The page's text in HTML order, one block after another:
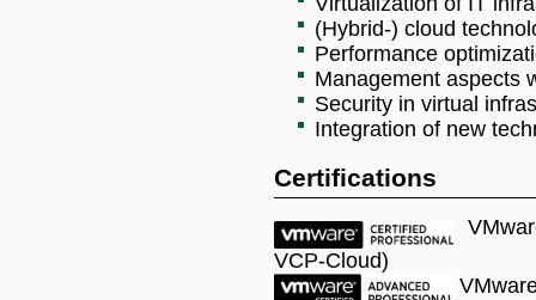
(Hybrid-) cloud
Performance
Management aspects
Security in virtual
Integration of new
Certifications
VCP-Cloud)